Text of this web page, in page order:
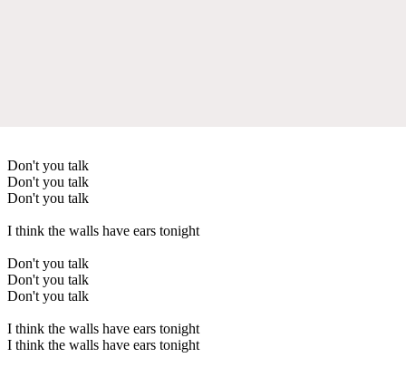
Don't you talk
Don't you talk
Don't you talk
I think the walls have ears tonight
Don't you talk
Don't you talk
Don't you talk
I think the walls have ears tonight
I think the walls have ears tonight